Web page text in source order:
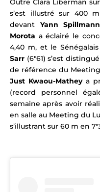
Outre Clara Liberman
s’est illustré sur 400 m
devant Yann Spillmann
Morota a éclairé le
4,40 m, et le
Sarr (6″61) s’est
de référence du
Just Kwaou-Matheya
(record personnel
semaine après avoir
en salle au Meeting du
s’illustrant sur 60 m en